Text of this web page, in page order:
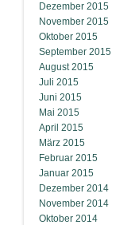
Dezember 2015
November 2015
Oktober 2015
September 2015
August 2015
Juli 2015
Juni 2015
Mai 2015
April 2015
März 2015
Februar 2015
Januar 2015
Dezember 2014
November 2014
Oktober 2014